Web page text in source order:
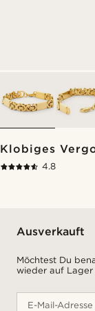
Klobiges
4.8
Ausverkauft
Möchtest Du
wieder auf Lager
E-Mail-Adresse